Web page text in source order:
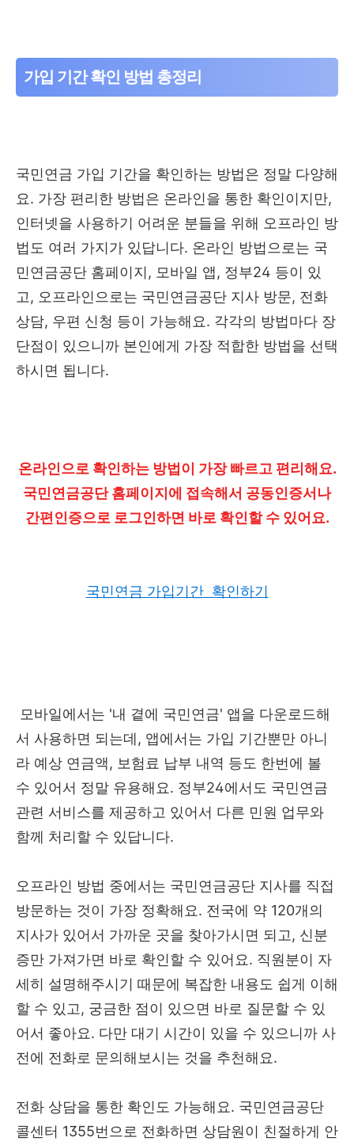
가입 기간 확인 방법 총정리
국민연금 가입 기간을 확인하는 방법은 정말 다양해
요. 가장 편리한 방법은 온라인을 통한 확인이지만,
인터넷을 사용하기 어려운 분들을 위해 오프라인 방
법도 여러 가지가 있답니다. 온라인 방법으로는 국
민연금공단 홈페이지, 모바일 앱, 정부24 등이 있
고, 오프라인으로는 국민연금공단 지사 방문, 전화
상담, 우편 신청 등이 가능해요. 각각의 방법마다 장
단점이 있으니까 본인에게 가장 적합한 방법을 선택
하시면 됩니다.
온라인으로 확인하는 방법이 가장 빠르고 편리해요.
국민연금공단 홈페이지에 접속해서 공동인증서나
간편인증으로 로그인하면 바로 확인할 수 있어요.
국민연금 가입기간 확인하기
모바일에서는 '내 곁에 국민연금' 앱을 다운로드해
서 사용하면 되는데, 앱에서는 가입 기간뿐만 아니
라 예상 연금액, 보험료 납부 내역 등도 한번에 볼
수 있어서 정말 유용해요. 정부24에서도 국민연금
관련 서비스를 제공하고 있어서 다른 민원 업무와
함께 처리할 수 있답니다.
오프라인 방법 중에서는 국민연금공단 지사를 직접
방문하는 것이 가장 정확해요. 전국에 약 120개의
지사가 있어서 가까운 곳을 찾아가시면 되고, 신분
증만 가져가면 바로 확인할 수 있어요. 직원분이 자
세히 설명해주시기 때문에 복잡한 내용도 쉽게 이해
할 수 있고, 궁금한 점이 있으면 바로 질문할 수 있
어서 좋아요. 다만 대기 시간이 있을 수 있으니까 사
전에 전화로 문의해보시는 것을 추천해요.
전화 상담을 통한 확인도 가능해요. 국민연금공단
콜센터 1355번으로 전화하면 상담원이 친절하게 안